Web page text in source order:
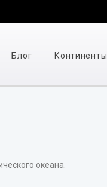
Блог Континенты
океана.